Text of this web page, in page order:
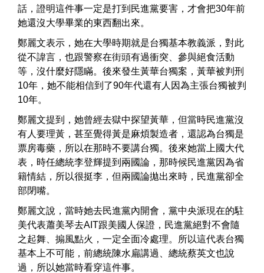
話，證明這件事一定是打到民進黨要害，才會把30年前
她還沒大學畢業的東西翻出來。
鄭麗文表示，她在大學時期就是台獨基本教義派，對此
從不諱言，也跟警察在街頭有過衝突、參與絕食活動
等，沒什麼好隱瞞。後來發生黃華台獨案，黃華被判刑
10年，她不能相信到了90年代還有人因為主張台獨被判
10年。
鄭麗文提到，她曾經去獄中探望黃華，但當時民進黨沒
有人要理黃，甚至覺得黃是麻煩製造者，還認為台獨是
票房毒藥，所以在那時不要講台獨。後來她當上國大代
表，時任總統李登輝提到兩國論，那時候民進黨因為省
籍情結，所以很挺李，但兩國論拋出來時，民進黨卻全
部閉嘴。
鄭麗文說，當時她去民進黨內開會，黨中央派現在的駐
美代表蕭美琴去AIT跟美國人保證，民進黨絕對不會隨
之起舞、搧風點火，一定全面冷處理。所以這代表台獨
基本上不可能，前總統陳水扁講過、總統蔡英文也說
過，所以她當時看穿這件事。